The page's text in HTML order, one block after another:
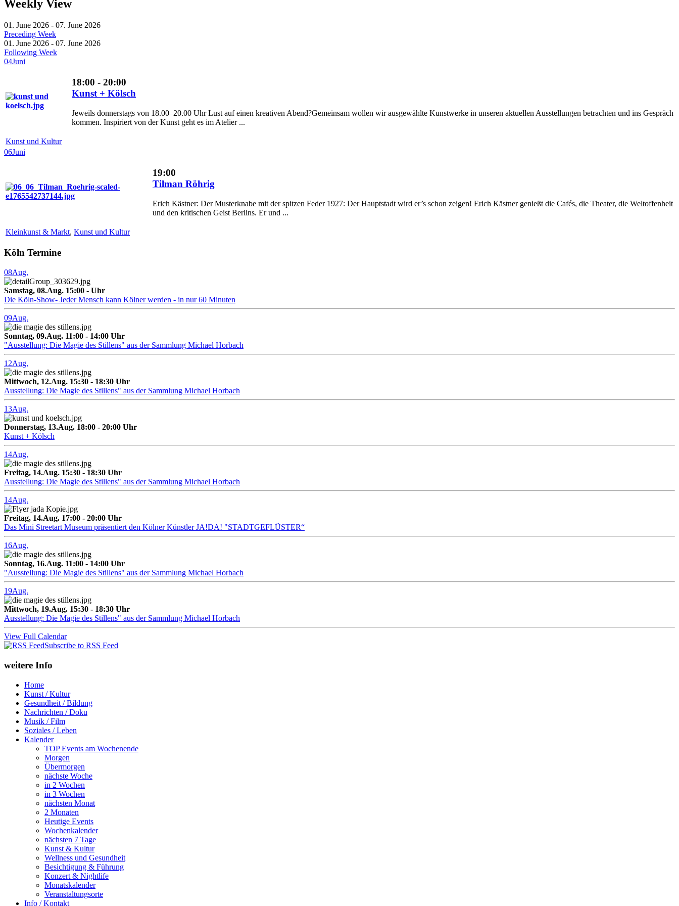
Weekly View
01. June 2026 - 07. June 2026
Preceding Week
01. June 2026 - 07. June 2026
Following Week
04Juni
18:00 - 20:00
Kunst + Kölsch
Jeweils donnerstags von 18.00–20.00 Uhr Lust auf einen kreativen Abend?Gemeinsam wollen wir ausgewählte Kunstwerke in unseren aktuellen Ausstellungen betrachten und ins Gespräch
kommen. Inspiriert von der Kunst geht es im Atelier ...
Kunst und Kultur
06Juni
19:00
Tilman Röhrig
Erich Kästner: Der Musterknabe mit der spitzen Feder 1927: Der Hauptstadt wird er’s schon zeigen! Erich Kästner genießt die Cafés, die Theater, die Weltoffenheit
und den kritischen Geist Berlins. Er und ...
Kleinkunst & Markt, Kunst und Kultur
Köln Termine
08Aug.
Samstag, 08.Aug. 15:00 - Uhr
Die Köln-Show- Jeder Mensch kann Kölner werden - in nur 60 Minuten
09Aug.
Sonntag, 09.Aug. 11:00 - 14:00 Uhr
"Ausstellung: Die Magie des Stillens" aus der Sammlung Michael Horbach
12Aug.
Mittwoch, 12.Aug. 15:30 - 18:30 Uhr
Ausstellung: Die Magie des Stillens" aus der Sammlung Michael Horbach
13Aug.
Donnerstag, 13.Aug. 18:00 - 20:00 Uhr
Kunst + Kölsch
14Aug.
Freitag, 14.Aug. 15:30 - 18:30 Uhr
Ausstellung: Die Magie des Stillens" aus der Sammlung Michael Horbach
14Aug.
Freitag, 14.Aug. 17:00 - 20:00 Uhr
Das Mini Streetart Museum präsentiert den Kölner Künstler JA!DA! "STADTGEFLÜSTER“
16Aug.
Sonntag, 16.Aug. 11:00 - 14:00 Uhr
"Ausstellung: Die Magie des Stillens" aus der Sammlung Michael Horbach
19Aug.
Mittwoch, 19.Aug. 15:30 - 18:30 Uhr
Ausstellung: Die Magie des Stillens" aus der Sammlung Michael Horbach
View Full Calendar
Subscribe to RSS Feed
weitere Info
Home
Kunst / Kultur
Gesundheit / Bildung
Nachrichten / Doku
Musik / Film
Soziales / Leben
Kalender
TOP Events am Wochenende
Morgen
Übermorgen
nächste Woche
in 2 Wochen
in 3 Wochen
nächsten Monat
2 Monaten
Heutige Events
Wochenkalender
nächsten 7 Tage
Kunst & Kultur
Wellness und Gesundheit
Besichtigung & Führung
Konzert & Nightlife
Monatskalender
Veranstaltungsorte
Info / Kontakt